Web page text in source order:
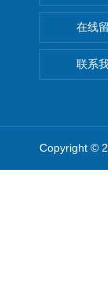
在线
联系
Copyright ©